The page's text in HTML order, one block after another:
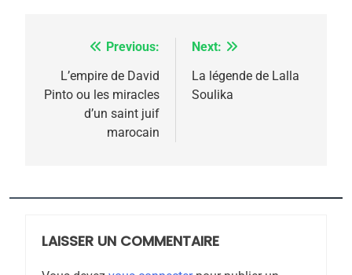
Navigation
l’article
Previous:
L’empire de David
Pinto ou les miracles
d’un saint juif
marocain
Next:
La légende de Lalla
Soulika
LAISSER UN COMMENTAIRE
2025, l’année la plus
meurtrière selon le
rapport d’ADL contre
ISRAÉL
FIÈRE, DIGNE ET RÉSILIENTE :
MA JUDAÏTE par Thérèse
Zrihen-Dvir
ISRAÉL JUDAISME